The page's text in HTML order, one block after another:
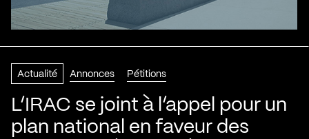
Actualité Annonces Pétitions
L’IRAC se joint à l’appel pour un
plan national en faveur des